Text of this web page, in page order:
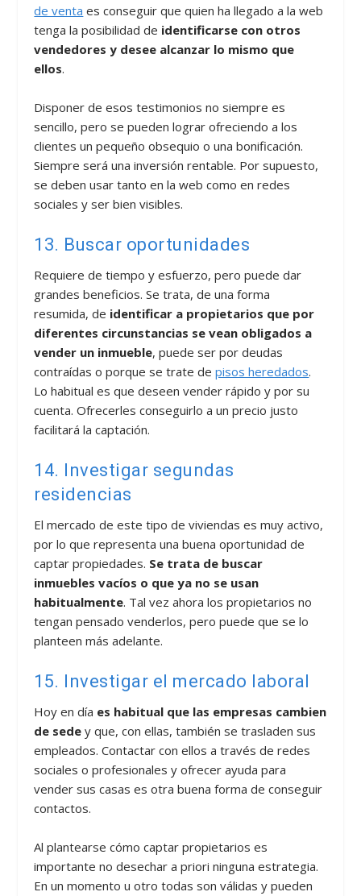
de venta es conseguir que quien ha llegado a la web
tenga la posibilidad de identificarse con otros
vendedores y desee alcanzar lo mismo que
ellos.
Disponer de esos testimonios no siempre es
sencillo, pero se pueden lograr ofreciendo a los
clientes un pequeño obsequio o una bonificación.
Siempre será una inversión rentable. Por supuesto,
se deben usar tanto en la web como en redes
sociales y ser bien visibles.
13. Buscar oportunidades
Requiere de tiempo y esfuerzo, pero puede dar
grandes beneficios. Se trata, de una forma
resumida, de identificar a propietarios que por
diferentes circunstancias se vean obligados a
vender un inmueble, puede ser por deudas
contraídas o porque se trate depisos heredados.
Lo habitual es que deseen vender rápido y por su
cuenta. Ofrecerles conseguirlo a un precio justo
facilitará la captación.
14. Investigar segundas
residencias
El mercado de este tipo de viviendas es muy activo,
por lo que representa una buena oportunidad de
captar propiedades. Se trata de buscar
inmuebles vacíos o que ya no se usan
habitualmente. Tal vez ahora los propietarios no
tengan pensado venderlos, pero puede que se lo
planteen más adelante.
15. Investigar el mercado laboral
Hoy en día es habitual que las empresas cambien
de sedey que, con ellas, también se trasladen sus
empleados. Contactar con ellos a través de redes
sociales o profesionales y ofrecer ayuda para
vender sus casas es otra buena forma de conseguir
contactos.
Al plantearse cómo captar propietarios es
importante no desechar a priori ninguna estrategia.
En un momento u otro todas son válidas y pueden